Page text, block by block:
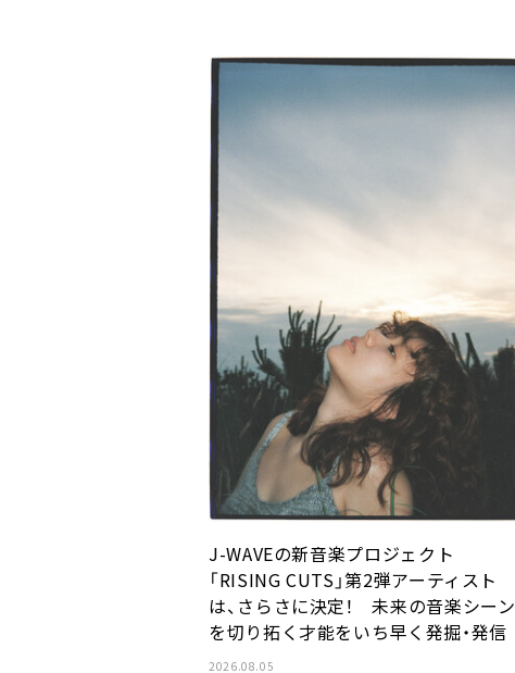
J-WAVEの新音楽プロジェクト
「RISING CUTS」第2弾アーティスト
は、さらさに決定！ 未来の音楽シーン
を切り拓く才能をいち早く発掘・発信
2026.08.05